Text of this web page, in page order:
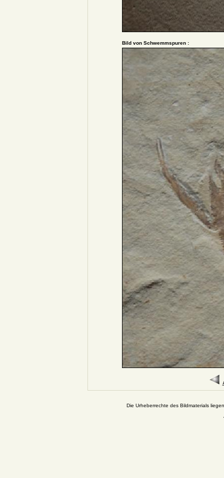
Bild von Schwemmspuren :
Die Urheberrechte des Bildmaterials